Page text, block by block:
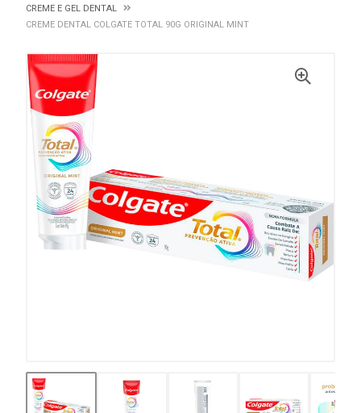
CREME E GEL DENTAL
CREME DENTAL COLGATE TOTAL 90G ORIGINAL MINT